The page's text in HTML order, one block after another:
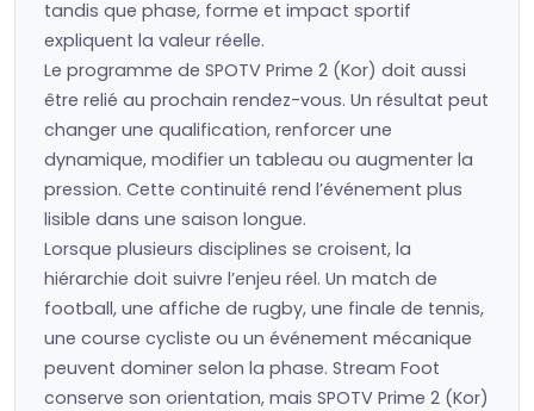
tandis que phase, forme et impact sportif
expliquent la valeur réelle.
Le programme de SPOTV Prime 2 (Kor) doit aussi
être relié au prochain rendez-vous. Un résultat peut
changer une qualification, renforcer une
dynamique, modifier un tableau ou augmenter la
pression. Cette continuité rend l’événement plus
lisible dans une saison longue.
Lorsque plusieurs disciplines se croisent, la
hiérarchie doit suivre l’enjeu réel. Un match de
football, une affiche de rugby, une finale de tennis,
une course cycliste ou un événement mécanique
peuvent dominer selon la phase. Stream Foot
conserve son orientation, mais SPOTV Prime 2 (Kor)